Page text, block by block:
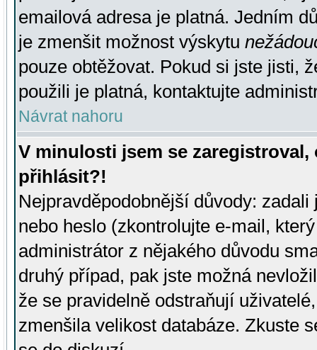
emailová adresa je platná. Jedním
je zmenšit možnost výskytu
pouze obtěžovat. Pokud si jste jisti,
použili je platná, kontaktujte
Návrat nahoru
V minulosti jsem se
přihlásit?!
Nejpravděpodobnější důvody:
nebo heslo (zkontrolujte e-mail,
administrátor z nějakého důvodu
druhý případ, pak jste možná
že se pravidelně odstraňují
zmenšila velikost databáze. Zkuste